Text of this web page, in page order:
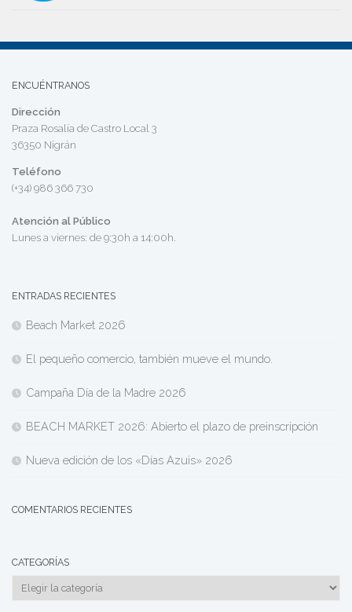
ENCUÉNTRANOS
Dirección
Praza Rosalía de Castro Local 3
36350 Nigrán
Teléfono
(+34) 986 366 730
Atención al Público
Lunes a viernes: de 9:30h a 14:00h.
ENTRADAS RECIENTES
Beach Market 2026
El pequeño comercio, también mueve el mundo.
Campaña Día de la Madre 2026
BEACH MARKET 2026: Abierto el plazo de preinscripción
Nueva edición de los «Días Azuis» 2026
COMENTARIOS RECIENTES
CATEGORÍAS
Categorías